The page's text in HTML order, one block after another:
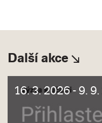
Další akce
16. 3. 2026 - 9.